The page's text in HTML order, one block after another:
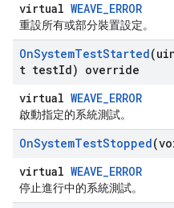
virtual WEAVE_ERROR
重設所有或部分裝置設定。
OnSystemTestStarted
t testId) override
virtual WEAVE_ERROR
啟動指定的系統測試。
OnSystemTestStopped
virtual WEAVE_ERROR
停止進行中的系統測試。